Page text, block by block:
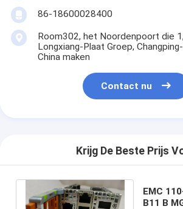
86-18600028400
Room302, het Noordenpoort die
Longxiang-Plaat Groep,
China maken
Contact nu
Krijg De Beste Prijs
EMC
B11 B